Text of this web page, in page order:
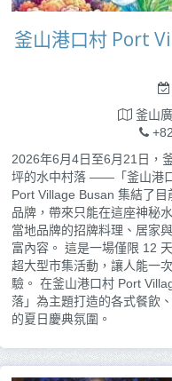
釜山港口村 Port
釜山
2026年6月4日至6月21日，
坪的水中村落 ——「釜山港
Port Village Busan 集結了
品牌，帶來只能在這座神秘
當地品牌的招牌料理、居家
富內容。 這是一場僅限 12
超大型市集活動，讓人能一
驗。 在釜山港口村 Port
落」為主題打造的各式餐飲
的夏日慶典氛圍。